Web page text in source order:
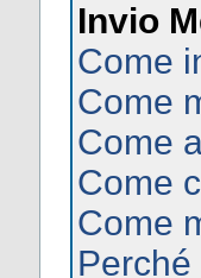
Invio
Come
Come
Come
Come
Come